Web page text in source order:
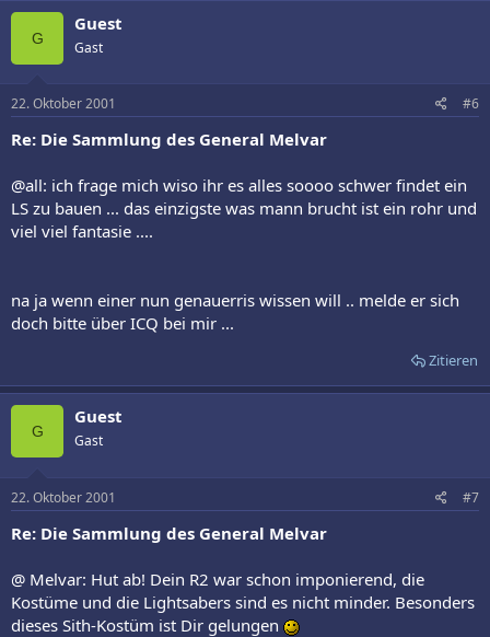
G
Guest
Gast
22. Oktober 2001 #6
Re: Die Sammlung des General Melvar
@all: ich frage mich wiso ihr es alles soooo schwer findet ein
LS zu bauen ... das einzigste was mann brucht ist ein rohr und
viel viel fantasie ....
na ja wenn einer nun genauerris wissen will .. melde er sich
doch bitte über ICQ bei mir ...
Zitieren
G
Guest
Gast
22. Oktober 2001 #7
Re: Die Sammlung des General Melvar
@ Melvar: Hut ab! Dein R2 war schon imponierend, die
Kostüme und die Lightsabers sind es nicht minder. Besonders
dieses Sith-Kostüm ist Dir gelungen